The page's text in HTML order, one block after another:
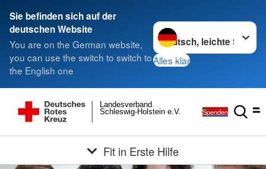
Sie befinden sich auf der
deutschen Website
You are on the German website,
you can use the switch to switch to
the English one
Sprache wechseln zu
Alles klar
Schleswig-Holstein e.V.
Landesverband
Spenden
Fit in Erste Hilfe